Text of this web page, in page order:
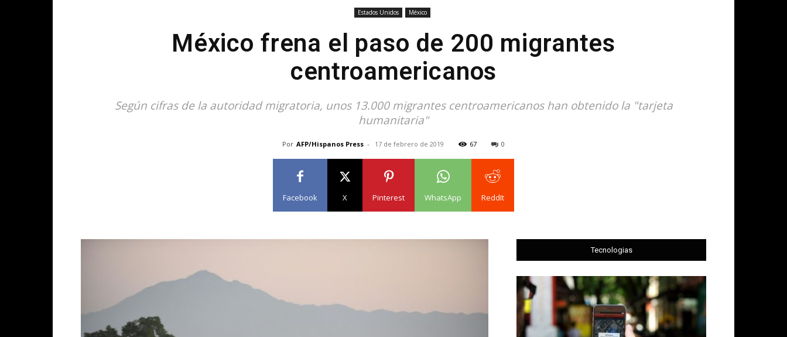
Estados Unidos México
México frena el paso de 200 migrantes
centroamericanos
Según cifras de la autoridad migratoria, unos 13.000 migrantes centroamericanos han obtenido la "tarjeta
humanitaria"
Por AFP/Hispanos Press - 17 de febrero de 2019 67 0
Facebook X Pinterest WhatsApp ReddIt
Tecnologias